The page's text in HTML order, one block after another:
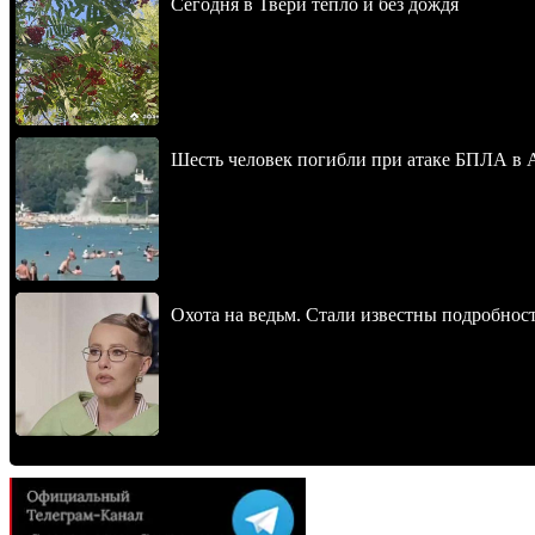
Сегодня в Твери тепло и без дождя
Шесть человек погибли при атаке БПЛА в
Охота на ведьм. Стали известны